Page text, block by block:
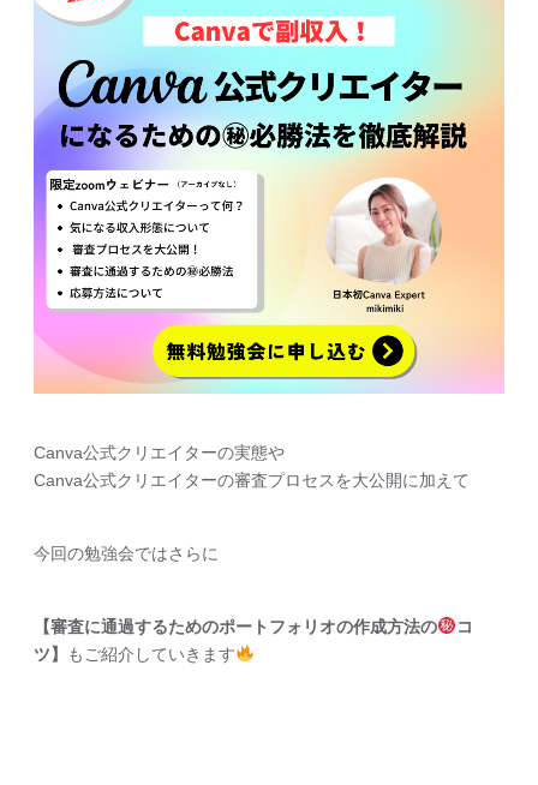
Canva公式クリエイターの実態や
Canva公式クリエイターの審査プロセスを大公開に加えて
今回の勉強会ではさらに
【審査に通過するためのポートフォリオの作成方法の
コ
ツ】
もご紹介していきます